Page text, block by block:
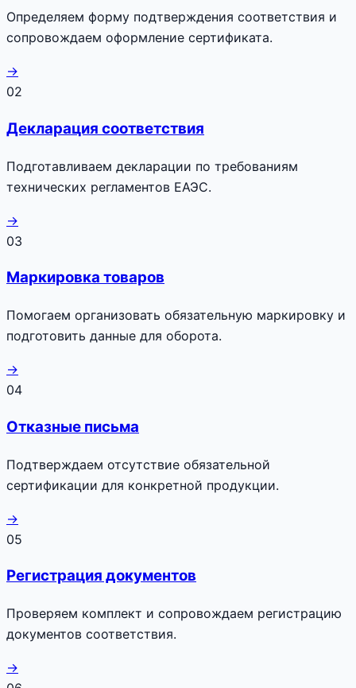
Определяем форму подтверждения соответствия и
сопровождаем оформление сертификата.
→
02
Декларация соответствия
Подготавливаем декларации по требованиям
технических регламентов ЕАЭС.
→
03
Маркировка товаров
Помогаем организовать обязательную маркировку и
подготовить данные для оборота.
→
04
Отказные письма
Подтверждаем отсутствие обязательной
сертификации для конкретной продукции.
→
05
Регистрация документов
Проверяем комплект и сопровождаем регистрацию
документов соответствия.
→